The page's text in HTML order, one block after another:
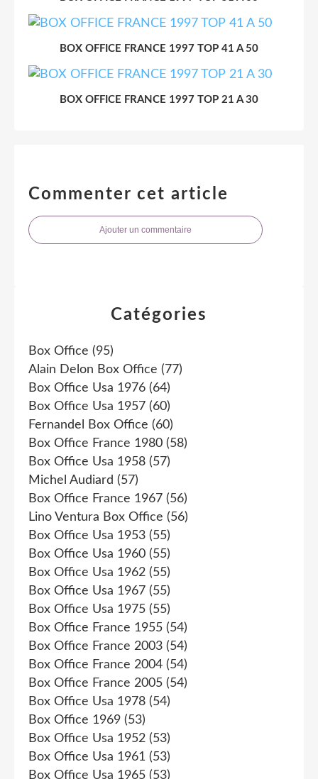
BOX OFFICE FRANCE 1997 TOP 41 A 50
BOX OFFICE FRANCE 1997 TOP 21 A 30
Commenter cet article
Ajouter un commentaire
Catégories
Box Office (95)
Alain Delon Box Office (77)
Box Office Usa 1976 (64)
Box Office Usa 1957 (60)
Fernandel Box Office (60)
Box Office France 1980 (58)
Box Office Usa 1958 (57)
Michel Audiard (57)
Box Office France 1967 (56)
Lino Ventura Box Office (56)
Box Office Usa 1953 (55)
Box Office Usa 1960 (55)
Box Office Usa 1962 (55)
Box Office Usa 1967 (55)
Box Office Usa 1975 (55)
Box Office France 1955 (54)
Box Office France 2003 (54)
Box Office France 2004 (54)
Box Office France 2005 (54)
Box Office Usa 1978 (54)
Box Office 1969 (53)
Box Office Usa 1952 (53)
Box Office Usa 1961 (53)
Box Office Usa 1965 (53)